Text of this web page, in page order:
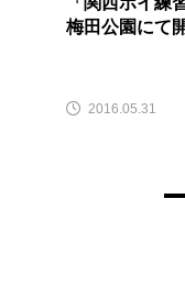
梅田公園にて
2016.05.31